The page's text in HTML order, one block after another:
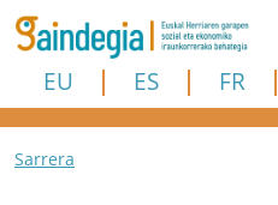
Skip to main content
EU ES FR
Breadcrumb
Sarrera